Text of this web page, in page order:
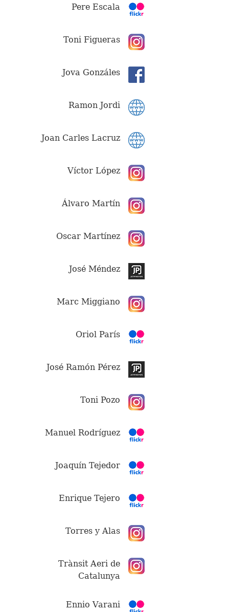
Pere Escala
Toni Figueras
Jova Gonzáles
Ramon Jordi
Joan Carles Lacruz
Víctor López
Álvaro Martín
Oscar Martínez
José Méndez
Marc Miggiano
Oriol París
José Ramón Pérez
Toni Pozo
Manuel Rodríguez
Joaquín Tejedor
Enrique Tejero
Torres y Alas
Trànsit Aeri de
Catalunya
Ennio Varani